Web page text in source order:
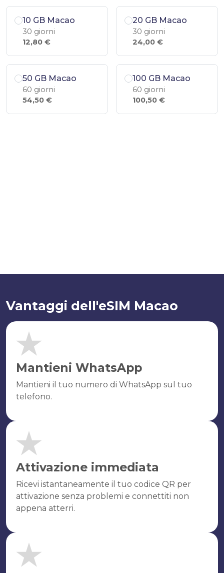
10 GB Macao
30 giorni
12,80 €
20 GB Macao
30 giorni
24,00 €
50 GB Macao
60 giorni
54,50 €
100 GB Macao
60 giorni
100,50 €
Vantaggi dell'eSIM Macao
Mantieni WhatsApp
Mantieni il tuo numero di WhatsApp sul tuo
telefono.
Attivazione immediata
Ricevi istantaneamente il tuo codice QR per
attivazione senza problemi e connettiti non
appena atterri.